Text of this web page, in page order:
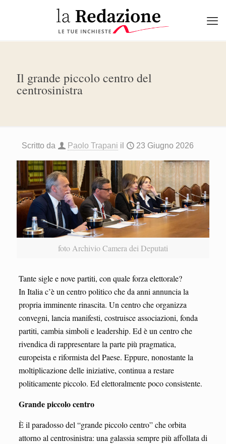
Il grande piccolo centro del
centrosinistra
Scritto da Paolo Trapani il 23 Giugno 2026
foto Archivio Camera dei Deputati
Tante sigle e nove partiti, con quale forza elettorale?
In Italia c’è un centro politico che da anni annuncia la
propria imminente rinascita. Un centro che organizza
convegni, lancia manifesti, costruisce associazioni, fonda
partiti, cambia simboli e leadership. Ed è un centro che
rivendica di rappresentare la parte più pragmatica,
europeista e riformista del Paese. Eppure, nonostante la
moltiplicazione delle iniziative, continua a restare
politicamente piccolo. Ed elettoralmente poco consistente.
Grande piccolo centro
È il paradosso del “grande piccolo centro” che orbita
attorno al centrosinistra: una galassia sempre più affollata di